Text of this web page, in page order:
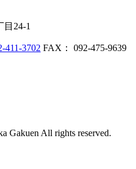
24-1
411-3702 FAX： 092-475-9639
Gakuen All rights reserved.